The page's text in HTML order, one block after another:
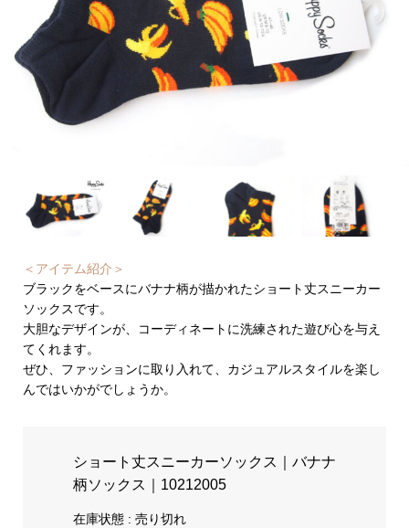
＜アイテム紹介＞
ブラックをベースにバナナ柄が描かれたショート丈スニーカー
ソックスです。
大胆なデザインが、コーディネートに洗練された遊び心を与え
てくれます。
ぜひ、ファッションに取り入れて、カジュアルスタイルを楽し
んではいかがでしょうか。
ショート丈スニーカーソックス｜バナナ
柄ソックス｜10212005
在庫状態 : 売り切れ